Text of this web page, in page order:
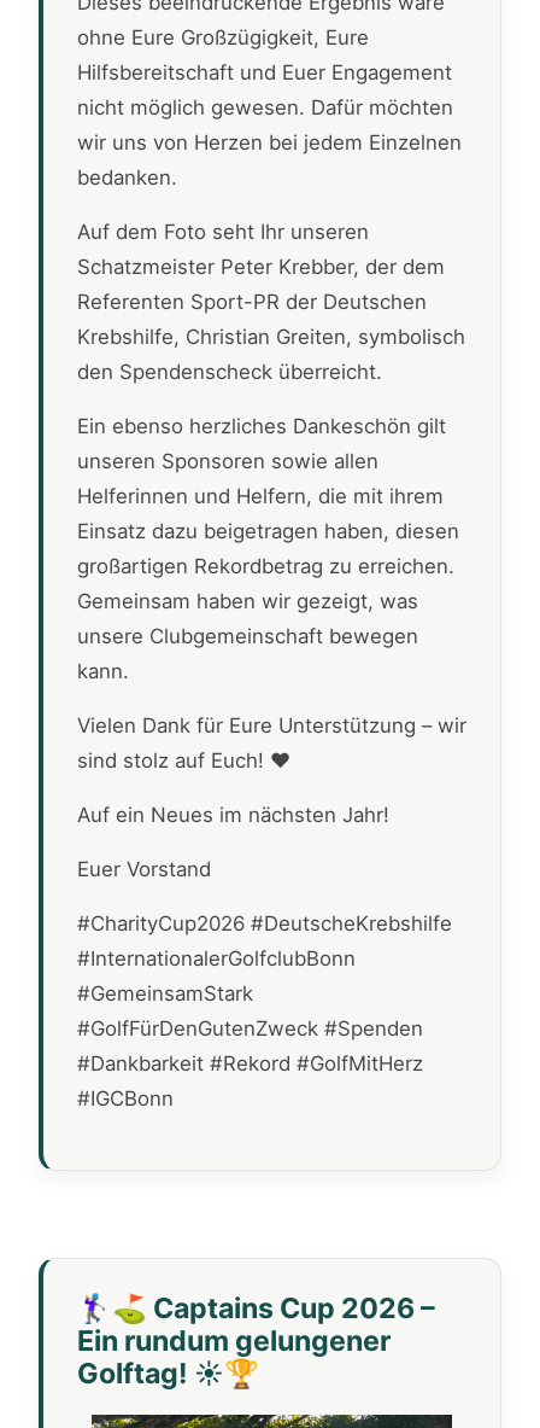
ohne Eure Großzügigkeit, Eure
Hilfsbereitschaft und Euer Engagement
nicht möglich gewesen. Dafür möchten
wir uns von Herzen bei jedem Einzelnen
bedanken.
Auf dem Foto seht Ihr unseren
Schatzmeister Peter Krebber, der dem
Referenten Sport-PR der Deutschen
Krebshilfe, Christian Greiten, symbolisch
den Spendenscheck überreicht.
Ein ebenso herzliches Dankeschön gilt
unseren Sponsoren sowie allen
Helferinnen und Helfern, die mit ihrem
Einsatz dazu beigetragen haben, diesen
großartigen Rekordbetrag zu erreichen.
Gemeinsam haben wir gezeigt, was
unsere Clubgemeinschaft bewegen
kann.
Vielen Dank für Eure Unterstützung – wir
sind stolz auf Euch! ❤️
Auf ein Neues im nächsten Jahr!
Euer Vorstand
#CharityCup2026 #DeutscheKrebshilfe
#InternationalerGolfclubBonn
#GemeinsamStark
#GolfFürDenGutenZweck #Spenden
#Dankbarkeit #Rekord #GolfMitHerz
#IGCBonn
🏌️‍♀️⛳ Captains Cup 2026 –
Ein rundum gelungener
Golftag! ☀️🏆